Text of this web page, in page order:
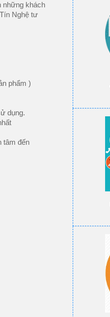
những khách
Nghệ tư
phẩm )
dụng.
tâm đến